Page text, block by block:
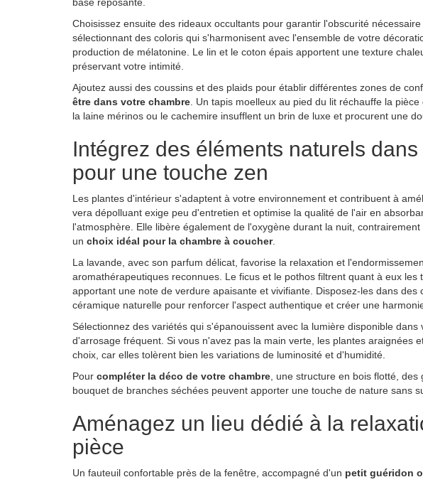
Choisissez ensuite des rideaux occultants pour garantir l'obscurité
sélectionnant des coloris qui s'harmonisent avec l'ensemble de votre
production de mélatonine. Le lin et le coton épais apportent une texture
préservant votre intimité.
Ajoutez aussi des coussins et des plaids pour établir différentes zones de
être dans votre chambre . Un tapis moelleux au pied du lit réchauffe la
la laine mérinos ou le cachemire insufflent un brin de luxe et procurent une
Intégrez des éléments naturels
pour une touche zen
Les plantes d'intérieur s'adaptent à votre environnement et contribuent à
vera dépolluant exige peu d'entretien et optimise la qualité de l'air en
l'atmosphère. Elle libère également de l'oxygène durant la nuit,
un choix idéal pour la chambre à coucher.
La lavande, avec son parfum délicat, favorise la relaxation et
aromathérapeutiques reconnues. Le ficus et le pothos filtrent quant à eux les
apportant une note de verdure apaisante et vivifiante. Disposez-les dans des
céramique naturelle pour renforcer l'aspect authentique et créer une
Sélectionnez des variétés qui s'épanouissent avec la lumière disponible
d'arrosage fréquent. Si vous n'avez pas la main verte, les plantes araignées
choix, car elles tolèrent bien les variations de luminosité et d'humidité.
Pour compléter la déco de votre chambre , une structure en bois flotté,
bouquet de branches séchées peuvent apporter une touche de nature sans
Aménagez un lieu dédié à la
pièce
Un fauteuil confortable près de la fenêtre, accompagné d'un petit guéridon